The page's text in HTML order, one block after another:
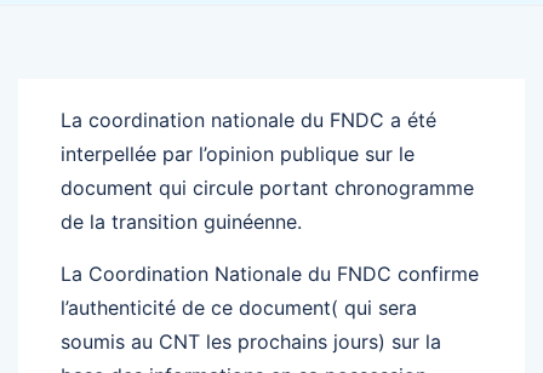
La coordination nationale du FNDC a été
interpellée par l’opinion publique sur le
document qui circule portant chronogramme
de la transition guinéenne.
La Coordination Nationale du FNDC confirme
l’authenticité de ce document( qui sera
soumis au CNT les prochains jours) sur la